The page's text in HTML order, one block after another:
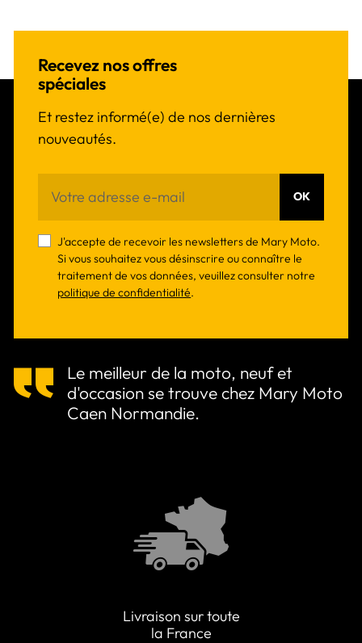
Recevez nos offres
spéciales
Et restez informé(e) de nos dernières
nouveautés.
OK
J'accepte de recevoir les newsletters de Mary Moto.
Si vous souhaitez vous désinscrire ou connaître le
traitement de vos données, veuillez consulter notre
politique de confidentialité.
Le meilleur de la moto, neuf et
d'occasion se trouve chez Mary Moto
Caen Normandie.
Livraison sur toute
la France